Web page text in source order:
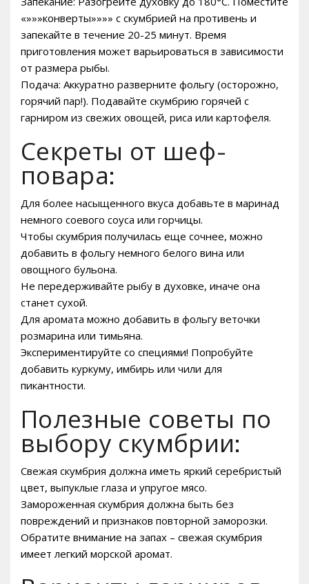
«»»»конверты»»»» с скумбрией на противень и
запекайте в течение 20-25 минут. Время
приготовления может варьироваться в зависимости
от размера рыбы.
Подача: Аккуратно разверните фольгу (осторожно,
горячий пар!). Подавайте скумбрию горячей с
гарниром из свежих овощей, риса или картофеля.
Секреты от шеф-
повара:
Для более насыщенного вкуса добавьте в маринад
немного соевого соуса или горчицы.
Чтобы скумбрия получилась еще сочнее, можно
добавить в фольгу немного белого вина или
овощного бульона.
Не передерживайте рыбу в духовке, иначе она
станет сухой.
Для аромата можно добавить в фольгу веточки
розмарина или тимьяна.
Экспериментируйте со специями! Попробуйте
добавить куркуму, имбирь или чили для
пикантности.
Полезные советы по
выбору скумбрии:
Свежая скумбрия должна иметь яркий серебристый
цвет, выпуклые глаза и упругое мясо.
Замороженная скумбрия должна быть без
повреждений и признаков повторной заморозки.
Обратите внимание на запах – свежая скумбрия
имеет легкий морской аромат.